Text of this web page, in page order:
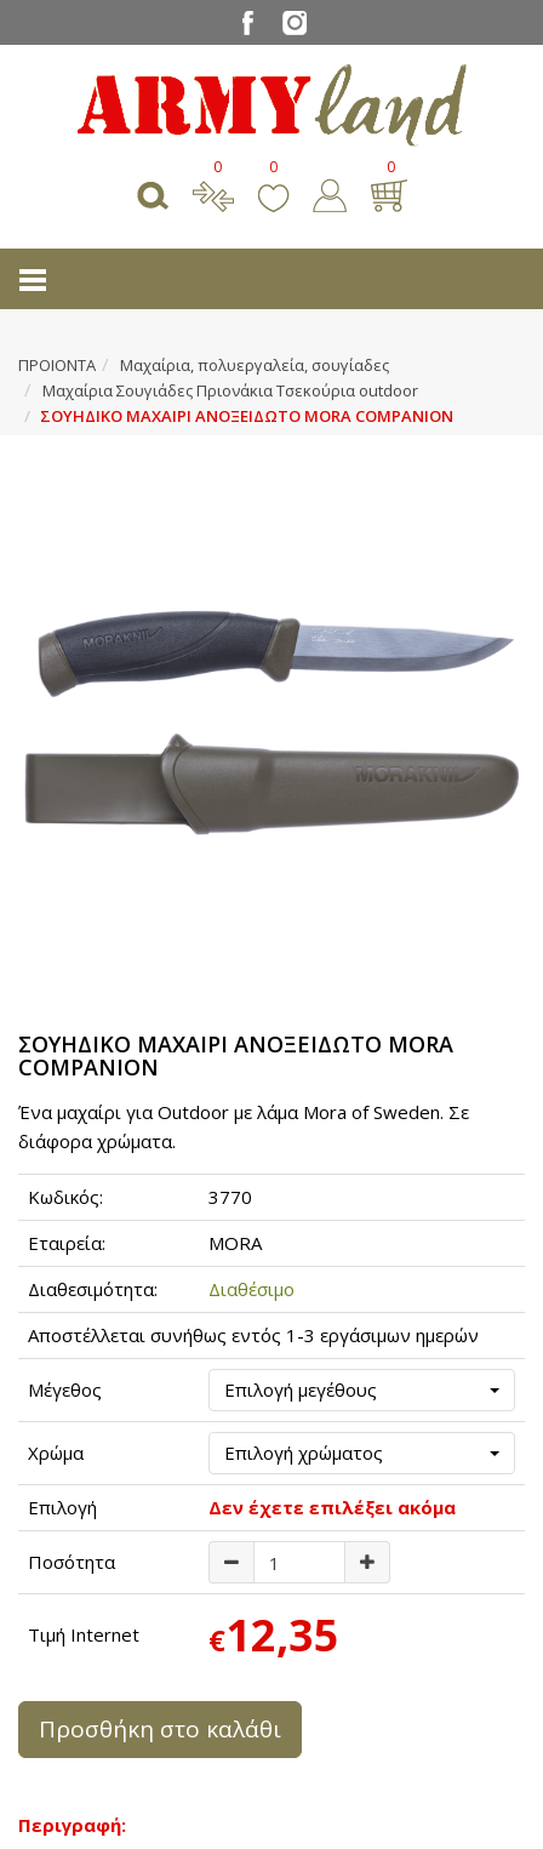
0 0 0
ΠΡΟΙΟΝΤΑ
Μαχαίρια, πολυεργαλεία, σουγίαδες
Μαχαίρια Σουγιάδες Πριονάκια Τσεκούρια outdoοr
ΣΟΥΗΔΙΚΟ ΜΑΧΑΙΡΙ ΑΝΟΞΕΙΔΩΤΟ MORA COMPANION
ΣΟΥΗΔΙΚΟ ΜΑΧΑΙΡΙ ΑΝΟΞΕΙΔΩΤΟ MORA
COMPANION
Ένα μαχαίρι για Outdoor με λάμα Mora of Sweden. Σε
διάφορα χρώματα.
Κωδικός:
3770
Εταιρεία:
MORA
Διαθεσιμότητα:
Διαθέσιμο
Αποστέλλεται συνήθως εντός 1-3 εργάσιμων ημερών
Μέγεθος Επιλογή μεγέθους
Χρώμα Επιλογή χρώματος
Επιλογή Δεν έχετε επιλέξει ακόμα
Ποσότητα
Τιμή Internet €12,35
Προσθήκη στο καλάθι
Περιγραφή: